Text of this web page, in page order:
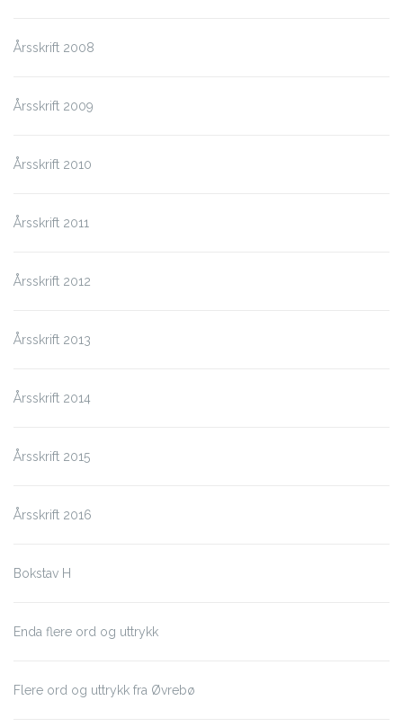
Årsskrift 2008
Årsskrift 2009
Årsskrift 2010
Årsskrift 2011
Årsskrift 2012
Årsskrift 2013
Årsskrift 2014
Årsskrift 2015
Årsskrift 2016
Bokstav H
Enda flere ord og uttrykk
Flere ord og uttrykk fra Øvrebø